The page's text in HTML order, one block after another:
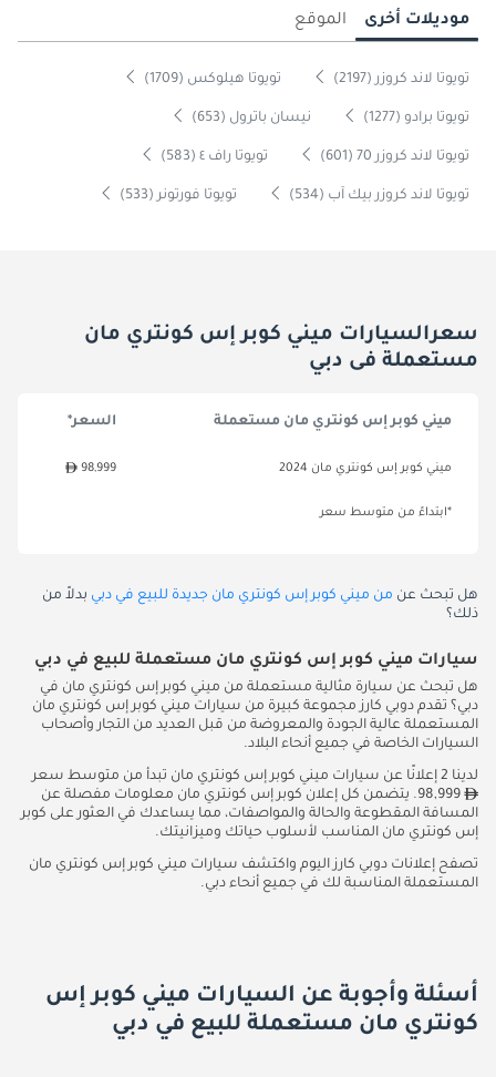
موديلات أخرى الموقع
تويوتا لاند كروزر (2197) تويوتا هيلوكس (1709)
تويوتا برادو (1277) نيسان باترول (653)
تويوتا لاند كروزر 70 (601) تويوتا راف ٤ (583)
تويوتا لاند كروزر بيك آب (534) تويوتا فورتونر (533)
سعرالسيارات ميني كوبر إس كونتري مان
مستعملة فى دبي
ميني كوبر إس كونتري مان مستعملة السعر*
ميني كوبر إس كونتري مان 2024 98,999
*ابتداءً من متوسط سعر
هل تبحث عن من ميني كوبر إس كونتري مان جديدة للبيع في دبي بدلاً من
ذلك؟
سيارات ميني كوبر إس كونتري مان مستعملة للبيع في دبي
هل تبحث عن سيارة مثالية مستعملة من ميني كوبر إس كونتري مان في
دبي؟ تقدم دوبي كارز مجموعة كبيرة من سيارات ميني كوبر إس كونتري مان
المستعملة عالية الجودة والمعروضة من قبل العديد من التجار وأصحاب
السيارات الخاصة في جميع أنحاء البلاد.
لدينا 2 إعلانًا عن سيارات ميني كوبر إس كونتري مان تبدأ من متوسط سعر
98,999. يتضمن كل إعلان كوبر إس كونتري مان معلومات مفصلة عن
المسافة المقطوعة والحالة والمواصفات، مما يساعدك في العثور على كوبر
إس كونتري مان المناسب لأسلوب حياتك وميزانيتك.
تصفح إعلانات دوبي كارز اليوم واكتشف سيارات ميني كوبر إس كونتري مان
المستعملة المناسبة لك في جميع أنحاء دبي.
أسئلة وأجوبة عن السيارات ميني كوبر إس
كونتري مان مستعملة للبيع في دبي